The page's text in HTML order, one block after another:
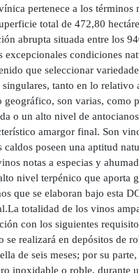
pertenece a los
total de 472,80
abrupta situada entre los
condiciones
que seleccionar
tanto en lo relativo
son varias, como
o un alto nivel de
amargor final. Son
poseen una aptitud
notas a especias y
nivel terpénico que aporta
que se elaboran bajo esta
totalidad de los vinos
con los siguientes
realizará en depósitos de
de seis meses; por su
inoxidable o roble, durante